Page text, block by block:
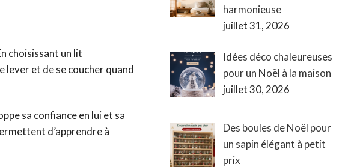
choisissant un lit
lever et de se coucher quand
sa confiance en lui et sa
d’apprendre à
harmonieuse
juillet 31, 2026
Idées déco chaleureuses
pour un Noël à la maison
juillet 30, 2026
Des boules de Noël pour
un sapin élégant à petit
prix